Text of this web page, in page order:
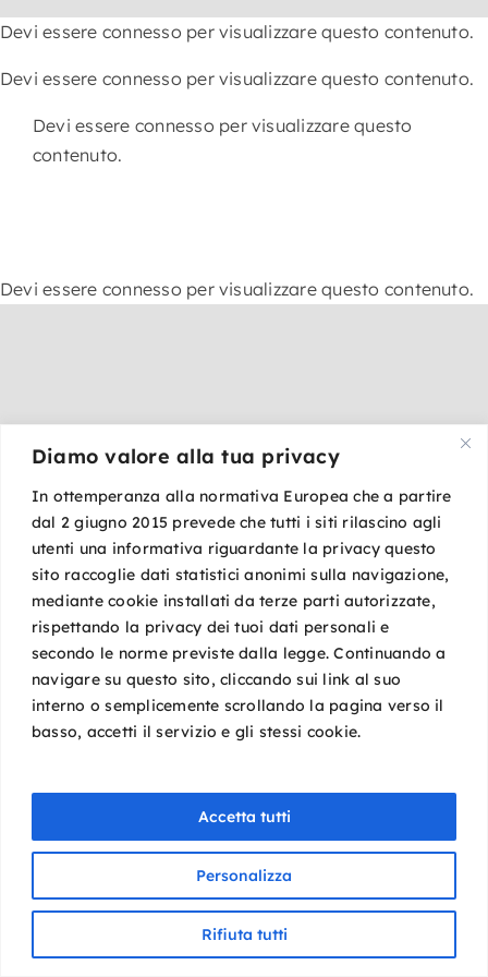
Diamo valore alla tua privacy
In ottemperanza alla normativa Europea che a partire
dal 2 giugno 2015 prevede che tutti i siti rilascino agli
utenti una informativa riguardante la privacy questo
sito raccoglie dati statistici anonimi sulla navigazione,
mediante cookie installati da terze parti autorizzate,
rispettando la privacy dei tuoi dati personali e
secondo le norme previste dalla legge. Continuando a
navigare su questo sito, cliccando sui link al suo
interno o semplicemente scrollando la pagina verso il
basso, accetti il servizio e gli stessi cookie.
Personalizza
Rifiuta tutti
Accetta tutti
Skip
to
content
Devi essere connesso per visualizzare questo contenuto.
Devi essere connesso per visualizzare questo contenuto.
Devi essere connesso per visualizzare questo
contenuto.
Devi essere connesso per visualizzare questo contenuto.